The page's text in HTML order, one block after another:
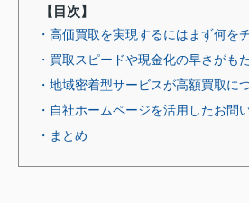
【目次】
・高価買取を実現するにはまず何を
・買取スピードや現金化の早さがも
・地域密着型サービスが高額買取に
・自社ホームページを活用したお問
・まとめ